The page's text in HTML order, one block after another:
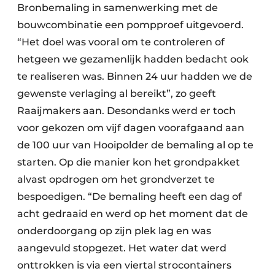
Bronbemaling in samenwerking met de
bouwcombinatie een pompproef uitgevoerd.
“Het doel was vooral om te controleren of
hetgeen we gezamenlijk hadden bedacht ook
te realiseren was. Binnen 24 uur hadden we de
gewenste verlaging al bereikt”, zo geeft
Raaijmakers aan. Desondanks werd er toch
voor gekozen om vijf dagen voorafgaand aan
de 100 uur van Hooipolder de bemaling al op te
starten. Op die manier kon het grondpakket
alvast opdrogen om het grondverzet te
bespoedigen. “De bemaling heeft een dag of
acht gedraaid en werd op het moment dat de
onderdoorgang op zijn plek lag en was
aangevuld stopgezet. Het water dat werd
onttrokken is via een viertal strocontainers